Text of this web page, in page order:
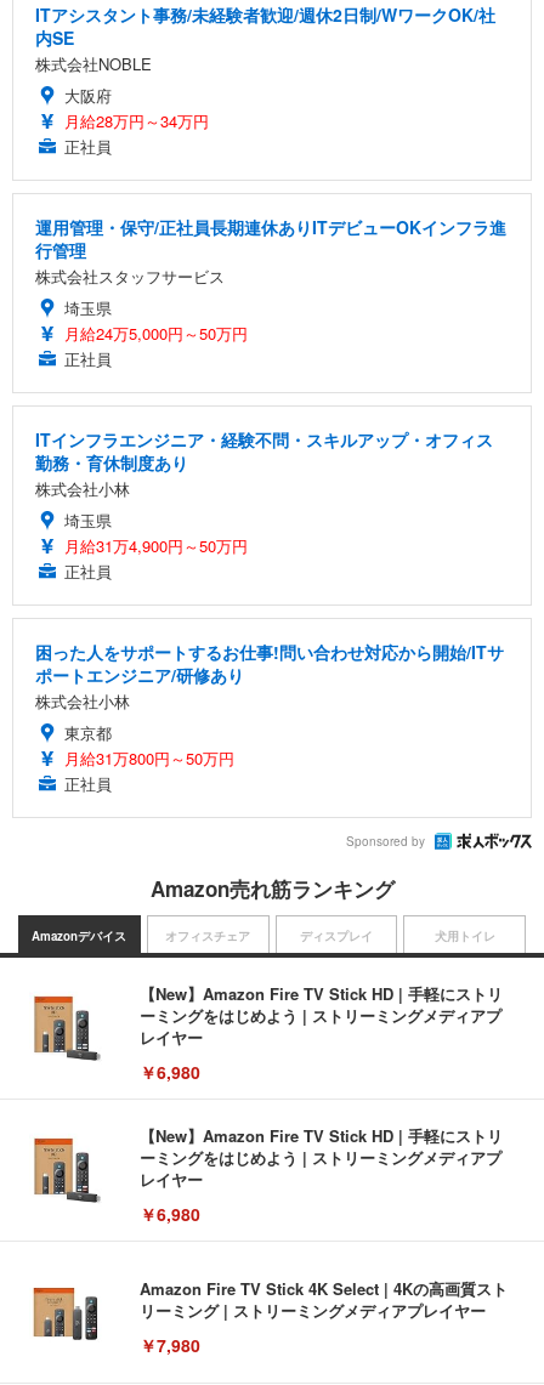
ITアシスタント事務/未経験者歓迎/週休2日制/WワークOK/社
内SE
株式会社NOBLE
大阪府
月給28万円～34万円
正社員
運用管理・保守/正社員長期連休ありITデビューOKインフラ進
行管理
株式会社スタッフサービス
埼玉県
月給24万5,000円～50万円
正社員
ITインフラエンジニア・経験不問・スキルアップ・オフィス
勤務・育休制度あり
株式会社小林
埼玉県
月給31万4,900円～50万円
正社員
困った人をサポートするお仕事!問い合わせ対応から開始/ITサ
ポートエンジニア/研修あり
株式会社小林
東京都
月給31万800円～50万円
正社員
Sponsored by
Amazon売れ筋ランキング
Amazonデバイス
【New】Amazon Fire TV Stick HD | 手軽にストリ
ーミングをはじめよう | ストリーミングメディアプ
レイヤー
￥6,980
【New】Amazon Fire TV Stick HD | 手軽にストリ
ーミングをはじめよう | ストリーミングメディアプ
レイヤー
￥6,980
Amazon Fire TV Stick 4K Select | 4Kの高画質スト
リーミング | ストリーミングメディアプレイヤー
￥7,980
オフィスチェア ディスプレイ 犬用トイレ